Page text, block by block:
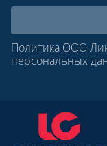
Политика ООО
персональных